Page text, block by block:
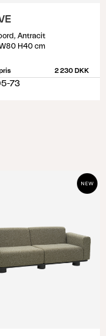
Antracit
W80 H40 cm
2 230 DKK
73